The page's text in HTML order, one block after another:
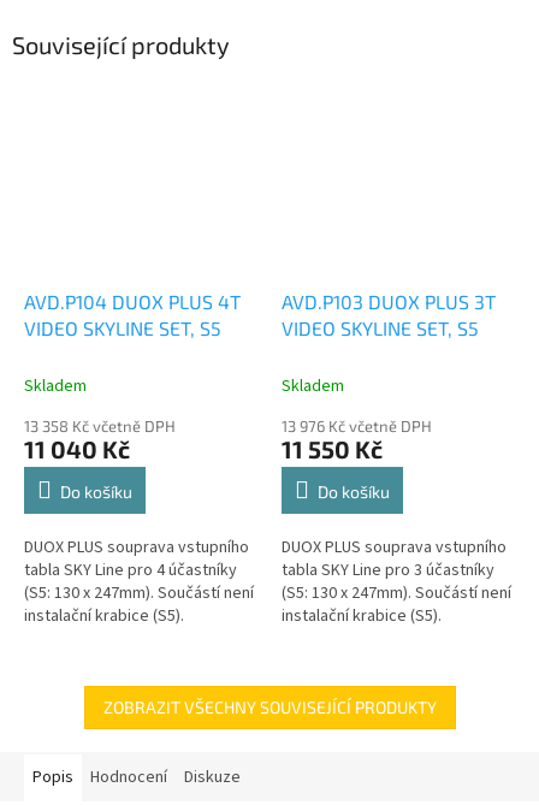
Související produkty
AVD.P104 DUOX PLUS 4T
VIDEO SKYLINE SET, S5
Skladem
13 358 Kč včetně DPH
11 040 Kč
Do košíku
DUOX PLUS souprava vstupního
tabla SKY Line pro 4 účastníky
(S5: 130 x 247mm). Součástí není
instalační krabice (S5).
AVD.P103 DUOX PLUS 3T
VIDEO SKYLINE SET, S5
Skladem
13 976 Kč včetně DPH
11 550 Kč
Do košíku
DUOX PLUS souprava vstupního
tabla SKY Line pro 3 účastníky
(S5: 130 x 247mm). Součástí není
instalační krabice (S5).
ZOBRAZIT VŠECHNY SOUVISEJÍCÍ PRODUKTY
Popis Hodnocení Diskuze